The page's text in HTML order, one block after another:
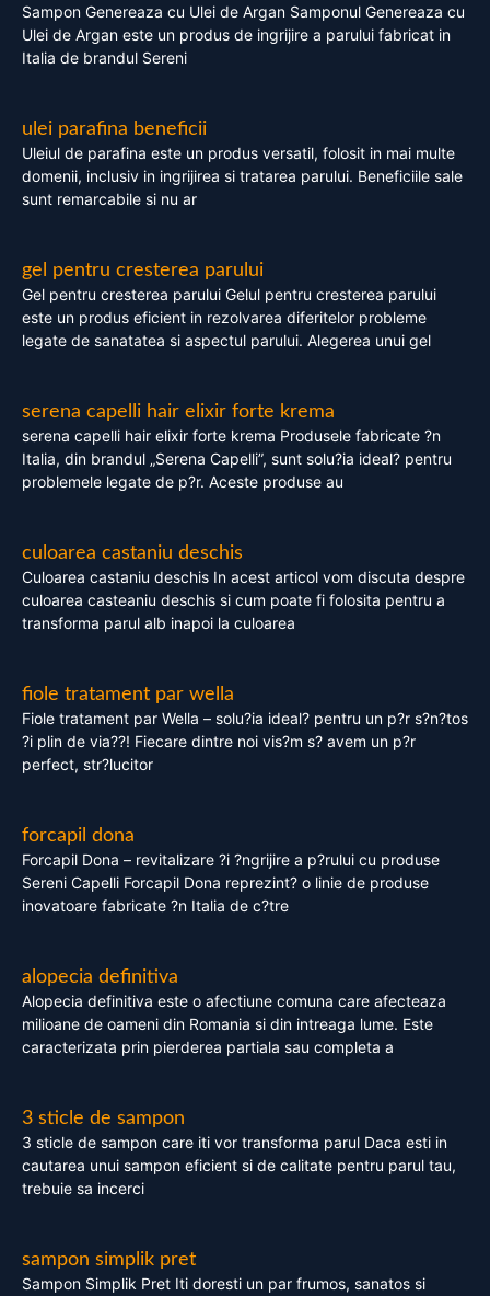
Sampon Genereaza cu Ulei de Argan Samponul Genereaza cu
Ulei de Argan este un produs de ingrijire a parului fabricat in
Italia de brandul Sereni
ulei parafina beneficii
Uleiul de parafina este un produs versatil, folosit in mai multe
domenii, inclusiv in ingrijirea si tratarea parului. Beneficiile sale
sunt remarcabile si nu ar
gel pentru cresterea parului
Gel pentru cresterea parului Gelul pentru cresterea parului
este un produs eficient in rezolvarea diferitelor probleme
legate de sanatatea si aspectul parului. Alegerea unui gel
serena capelli hair elixir forte krema
serena capelli hair elixir forte krema Produsele fabricate ?n
Italia, din brandul „Serena Capelli”, sunt solu?ia ideal? pentru
problemele legate de p?r. Aceste produse au
culoarea castaniu deschis
Culoarea castaniu deschis In acest articol vom discuta despre
culoarea casteaniu deschis si cum poate fi folosita pentru a
transforma parul alb inapoi la culoarea
fiole tratament par wella
Fiole tratament par Wella – solu?ia ideal? pentru un p?r s?n?tos
?i plin de via??! Fiecare dintre noi vis?m s? avem un p?r
perfect, str?lucitor
forcapil dona
Forcapil Dona – revitalizare ?i ?ngrijire a p?rului cu produse
Sereni Capelli Forcapil Dona reprezint? o linie de produse
inovatoare fabricate ?n Italia de c?tre
alopecia definitiva
Alopecia definitiva este o afectiune comuna care afecteaza
milioane de oameni din Romania si din intreaga lume. Este
caracterizata prin pierderea partiala sau completa a
3 sticle de sampon
3 sticle de sampon care iti vor transforma parul Daca esti in
cautarea unui sampon eficient si de calitate pentru parul tau,
trebuie sa incerci
sampon simplik pret
Sampon Simplik Pret Iti doresti un par frumos, sanatos si